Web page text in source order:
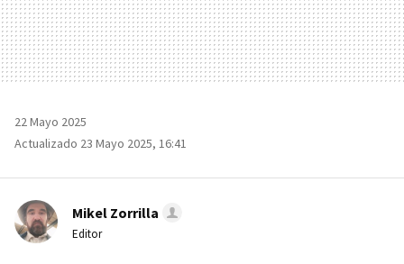
22 Mayo 2025
Actualizado 23 Mayo 2025, 16:41
Mikel Zorrilla
Editor